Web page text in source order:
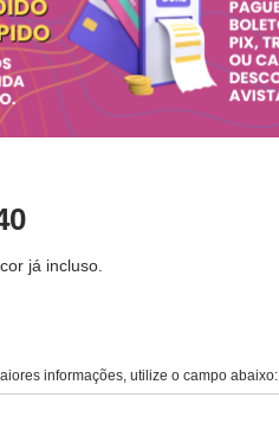
já incluso.
informações, utilize o campo abaixo: